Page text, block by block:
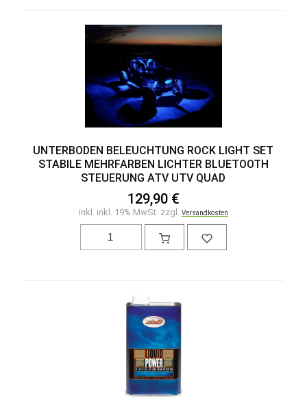
UNTERBODEN BELEUCHTUNG ROCK LIGHT SET
STABILE MEHRFARBEN LICHTER BLUETOOTH
STEUERUNG ATV UTV QUAD
129,90 €
inkl. inkl. 19% MwSt. zzgl. Versandkosten